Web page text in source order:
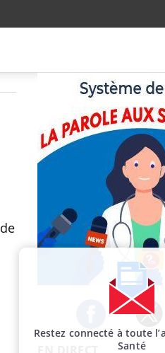
Facebook
Restez connecté à toute
Santé